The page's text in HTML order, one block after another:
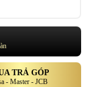
TRẢ GÓP
- Master - JCB